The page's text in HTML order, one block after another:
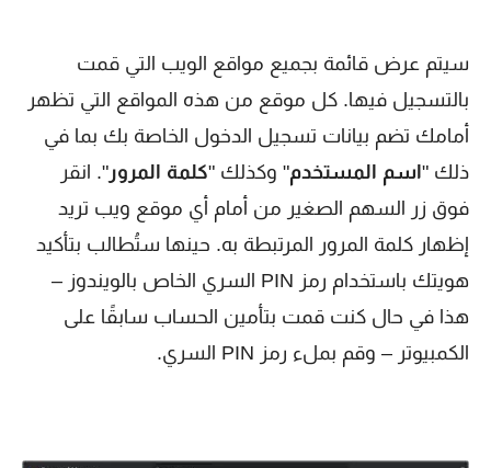
سيتم عرض قائمة بجميع مواقع الويب التي قمت
بالتسجيل فيها. كل موقع من هذه المواقع التي تظهر
أمامك تضم بيانات تسجيل الدخول الخاصة بك بما في
ذلك "اسم المستخدم" وكذلك "كلمة المرور ". انقر
فوق زر السهم الصغير من أمام أي موقع ويب تريد
إظهار كلمة المرور المرتبطة به. حينها ستُطالب بتأكيد
هويتك باستخدام رمز PIN السري الخاص بالويندوز –
هذا في حال كنت قمت بتأمين الحساب سابقًا على
الكمبيوتر – وقم بملء رمز PIN السري.